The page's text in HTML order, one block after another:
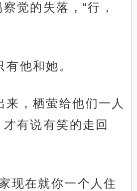
觉的失落，“行，
有他和她。
来，栖萤给他们一人
有说有笑的走回
现在就你一个人住